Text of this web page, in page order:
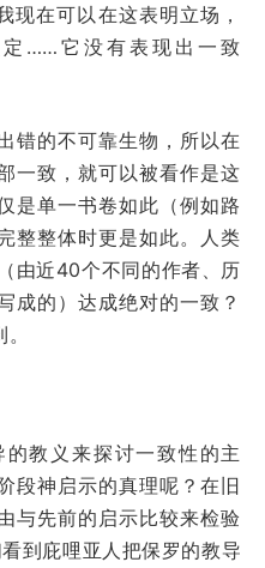
现在可以在这表明立场，
……它没有表现出一致
错的不可靠生物，所以在
一致，就可以被看作是这
是单一书卷如此（例如路
整整体时更是如此。人类
由近40个不同的作者、历
成的）达成绝对的一致？
教义来探讨一致性的主
段神启示的真理呢？在旧
与先前的启示比较来检验
到庇哩亚人把保罗的教导